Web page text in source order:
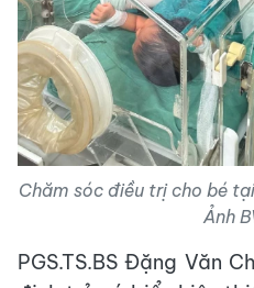
Chăm sóc điều trị cho bé
Ảnh
PGS.TS.BS Đặng Văn